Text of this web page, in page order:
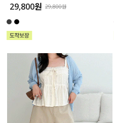
29,800원 29,800원